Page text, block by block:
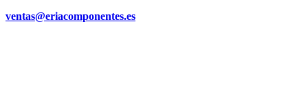
ventas@eriacomponentes.es